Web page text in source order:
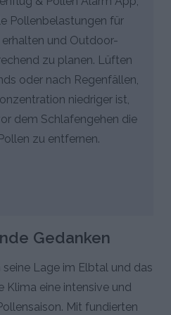
Pollenbelastungen für
und Outdoor-
zu planen. Lüften
oder nach Regenfällen,
niedriger ist,
dem Schlafengehen die
zu entfernen.
Gedanken
Lage im Elbtal und das
Klima eine intensive und
Mit fundierten